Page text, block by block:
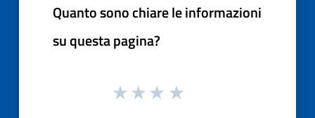
Quanto sono chiare le informazioni
su questa pagina?